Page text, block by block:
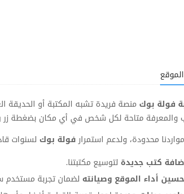
فولة بوك منصة فريدة تشبه المكتبة أو الحديقة
والمعرفة متاحة لكل شخص في أي مكان بضغطة زر
محدودة، ولدعم استمرارفولة بوك لسنوات
كتب جديدة لتوسيع مكتبتنا.
أداء الموقع وصيانته لضمان تجربة